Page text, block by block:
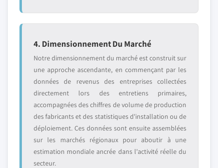
4. Dimensionnement Du Marché
Notre dimensionnement du marché est construit sur
une approche ascendante, en commençant par les
données de revenus des entreprises collectées
directement lors des entretiens primaires,
accompagnées des chiffres de volume de production
des fabricants et des statistiques d'installation ou de
déploiement. Ces données sont ensuite assemblées
sur les marchés régionaux pour aboutir à une
estimation mondiale ancrée dans l'activité réelle du
secteur.